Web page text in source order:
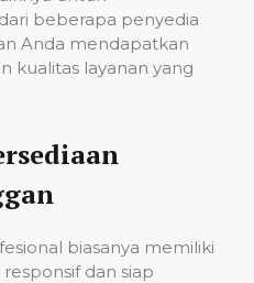
beberapa penyedia
Anda mendapatkan
kualitas layanan yang
biasanya memiliki
dan siap